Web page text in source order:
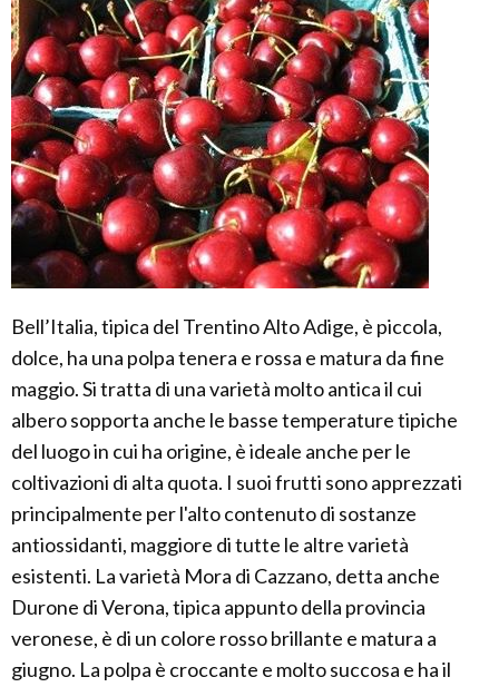
Bell’Italia, tipica del Trentino Alto Adige, è piccola,
dolce, ha una polpa tenera e rossa e matura da fine
maggio. Si tratta di una varietà molto antica il cui
albero sopporta anche le basse temperature tipiche
del luogo in cui ha origine, è ideale anche per le
coltivazioni di alta quota. I suoi frutti sono apprezzati
principalmente per l'alto contenuto di sostanze
antiossidanti, maggiore di tutte le altre varietà
esistenti. La varietà Mora di Cazzano, detta anche
Durone di Verona, tipica appunto della provincia
veronese, è di un colore rosso brillante e matura a
giugno. La polpa è croccante e molto succosa e ha il